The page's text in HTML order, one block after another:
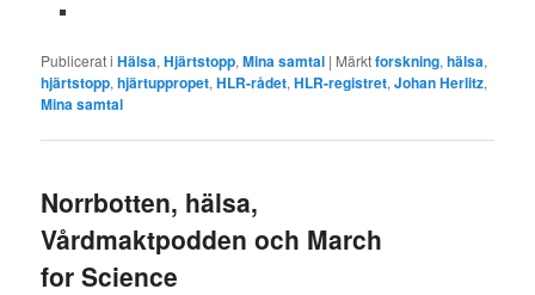
Publicerat i Hälsa,Hjärtstopp,Mina samtal | Märktforskning,hälsa,
hjärtstopp,hjärtuppropet,HLR-rådet,HLR-registret,Johan Herlitz,
Mina samtal
Norrbotten, hälsa,
Vårdmaktpodden och March
for Science